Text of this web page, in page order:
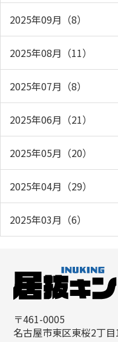
2025年09月（8）
2025年08月（11）
2025年07月（8）
2025年06月（21）
2025年05月（20）
2025年04月（29）
2025年03月（6）
〒461-0005
名古屋市東区東桜2丁